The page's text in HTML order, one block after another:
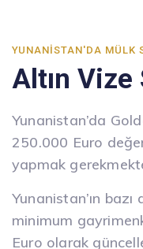
YUNANISTAN'DA MÜLK
Altın
Yunanistan’da
250.000 Euro
yapmak
Yunanistan’ın
minimum
Euro olarak